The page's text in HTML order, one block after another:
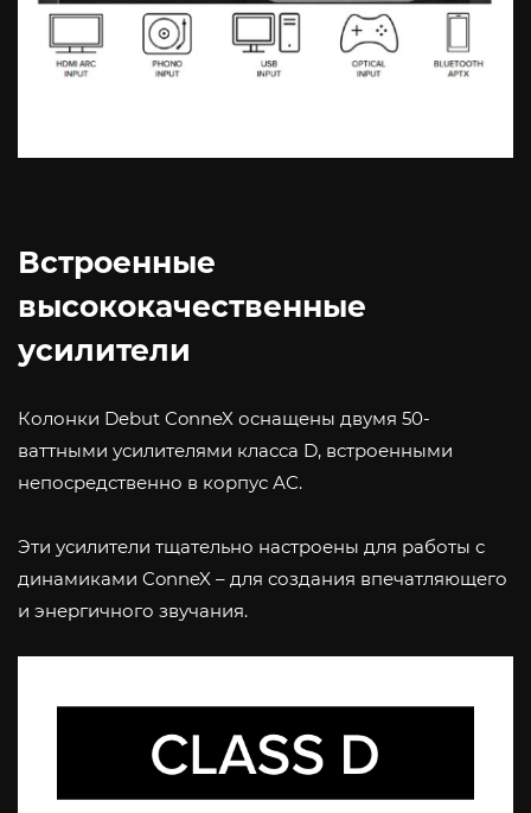
Встроенные
высококачественные
усилители
Колонки Debut ConneX оснащены двумя 50-
ваттными усилителями класса D, встроенными
непосредственно в корпус АС.
Эти усилители тщательно настроены для работы с
динамиками ConneX – для создания впечатляющего
и энергичного звучания.